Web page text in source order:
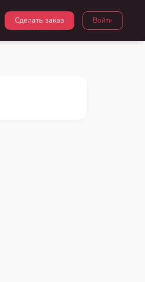
Войти
Сделать заказ